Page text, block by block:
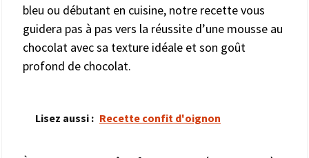
bleu ou débutant en cuisine, notre recette vous
guidera pas à pas vers la réussite d’une mousse au
chocolat avec sa texture idéale et son goût
profond de chocolat.
Lisez aussi : Recette confit d'oignon